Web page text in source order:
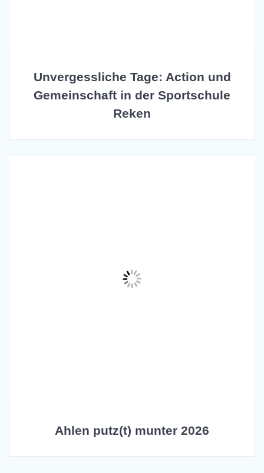
Unvergessliche Tage: Action und
Gemeinschaft in der Sportschule
Reken
Ahlen putz(t) munter 2026